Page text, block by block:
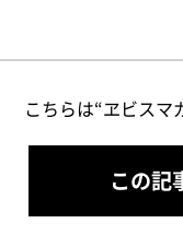
こちらは“ヱビスマ
この記